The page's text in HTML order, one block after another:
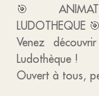
🎯
LUDOTHEQUE 🎯
Venez
Ludothèque !
Ouvert à tous,